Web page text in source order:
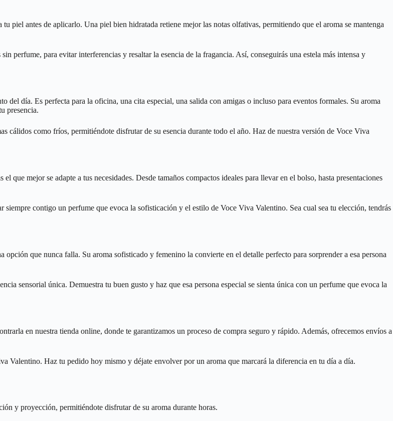
piel antes de aplicarlo. Una piel bien hidratada retiene mejor las notas olfativas, permitiendo que el aroma se mantenga
perfume, para evitar interferencias y resaltar la esencia de la fragancia. Así, conseguirás una estela más intensa y
del día. Es perfecta para la oficina, una cita especial, una salida con amigas o incluso para eventos formales. Su aroma
presencia.
cálidos como fríos, permitiéndote disfrutar de su esencia durante todo el año. Haz de nuestra versión de Voce Viva
que mejor se adapte a tus necesidades. Desde tamaños compactos ideales para llevar en el bolso, hasta presentaciones
contigo un perfume que evoca la sofisticación y el estilo de Voce Viva Valentino. Sea cual sea tu elección, tendrás
que nunca falla. Su aroma sofisticado y femenino la convierte en el detalle perfecto para sorprender a esa persona
sensorial única. Demuestra tu buen gusto y haz que esa persona especial se sienta única con un perfume que evoca la
en nuestra tienda online, donde te garantizamos un proceso de compra seguro y rápido. Además, ofrecemos envíos a
Valentino. Haz tu pedido hoy mismo y déjate envolver por un aroma que marcará la diferencia en tu día a día.
y proyección, permitiéndote disfrutar de su aroma durante horas.